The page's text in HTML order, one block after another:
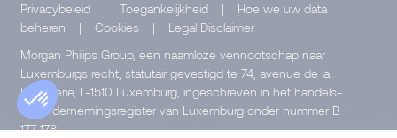
Privacybeleid | Toegankelijkheid |
Hoe we uw data
beheren
| Cookies |
Legal Disclaimer
Morgan Philips Group, een naamloze vennootschap naar
Luxemburgs recht, statutair gevestigd te 74, avenue de la
Faïencerie, L-1510 Luxemburg, ingeschreven in het handels-
en ondernemingsregister van Luxemburg onder nummer B
177 178.